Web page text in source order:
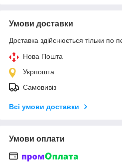
Умови доставки
Доставка здійснюється тільки по
Нова Пошта
Укрпошта
Самовивіз
Всі умови доставки
Умови оплати